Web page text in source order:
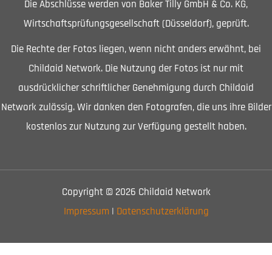
Die Abschlüsse werden von Baker Tilly GmbH & Co. KG,
Wirtschaftsprüfungsgesellschaft (Düsseldorf), geprüft.
Die Rechte der Fotos liegen, wenn nicht anders erwähnt, bei
Childaid Network. Die Nutzung der Fotos ist nur mit
ausdrücklicher schriftlicher Genehmigung durch Childaid
Network zulässig. Wir danken den Fotografen, die uns ihre Bilder
kostenlos zur Nutzung zur Verfügung gestellt haben.
Copyright © 2026 Childaid Network
Impressum | Datenschutzerklärung